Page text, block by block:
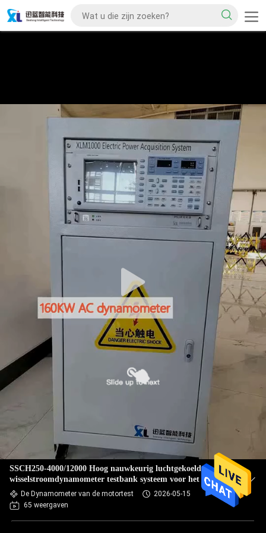
SSCH250-4000/12000 Hoog nauwkeurig luchtgekoeld
wisselstroomdynamometer testbank systeem voor het meten
van EV motoren prestaties
De Dynamometer van de motortest
2026-05-15
65 weergaven